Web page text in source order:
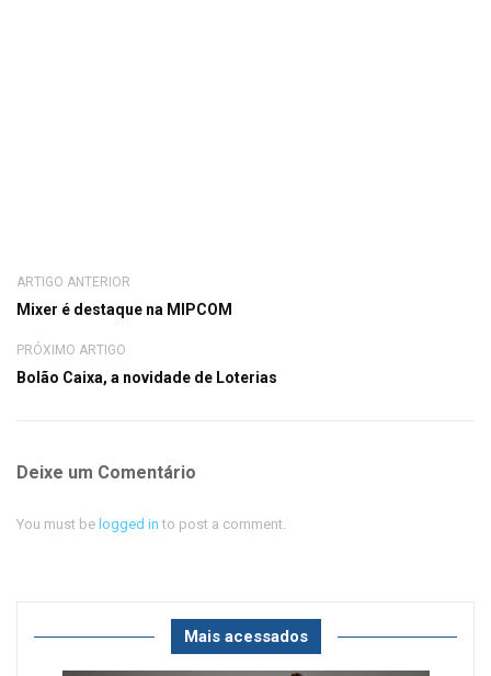
ARTIGO ANTERIOR
Mixer é destaque na MIPCOM
PRÓXIMO ARTIGO
Bolão Caixa, a novidade de Loterias
Deixe um Comentário
You must be logged in to post a comment.
Mais acessados